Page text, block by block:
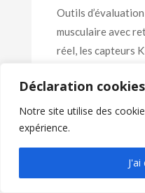
Déclaration cookies
Notre site utilise des
expérience.
Outils
musculaire avec
réel, les capteurs
la rééducation
performances.